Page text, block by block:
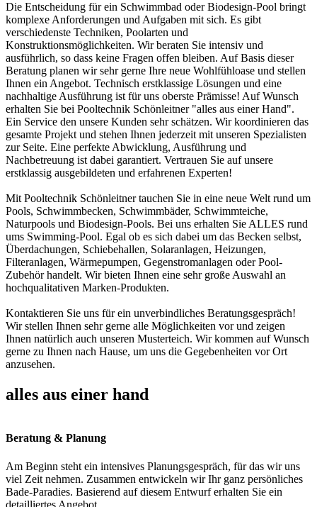
Die Entscheidung für ein Schwimmbad oder Biodesign-Pool bringt
komplexe Anforderungen und Aufgaben mit sich. Es gibt
verschiedenste Techniken, Poolarten und
Konstruktionsmöglichkeiten. Wir beraten Sie intensiv und
ausführlich, so dass keine Fragen offen bleiben. Auf Basis dieser
Beratung planen wir sehr gerne Ihre neue Wohlfühloase und stellen
Ihnen ein Angebot. Technisch erstklassige Lösungen und eine
nachhaltige Ausführung ist für uns oberste Prämisse! Auf Wunsch
erhalten Sie bei Pooltechnik Schönleitner "alles aus einer Hand".
Ein Service den unsere Kunden sehr schätzen. Wir koordinieren das
gesamte Projekt und stehen Ihnen jederzeit mit unseren Spezialisten
zur Seite. Eine perfekte Abwicklung, Ausführung und
Nachbetreuung ist dabei garantiert. Vertrauen Sie auf unsere
erstklassig ausgebildeten und erfahrenen Experten!
Mit Pooltechnik Schönleitner tauchen Sie in eine neue Welt rund um
Pools, Schwimmbecken, Schwimmbäder, Schwimmteiche,
Naturpools und Biodesign-Pools. Bei uns erhalten Sie ALLES rund
ums Swimming-Pool. Egal ob es sich dabei um das Becken selbst,
Überdachungen, Schiebehallen, Solaranlagen, Heizungen,
Filteranlagen, Wärmepumpen, Gegenstromanlagen oder Pool-
Zubehör handelt. Wir bieten Ihnen eine sehr große Auswahl an
hochqualitativen Marken-Produkten.
Kontaktieren Sie uns für ein unverbindliches Beratungsgespräch!
Wir stellen Ihnen sehr gerne alle Möglichkeiten vor und zeigen
Ihnen natürlich auch unseren Musterteich. Wir kommen auf Wunsch
gerne zu Ihnen nach Hause, um uns die Gegebenheiten vor Ort
anzusehen.
alles aus einer hand
Beratung & Planung
Am Beginn steht ein intensives Planungsgespräch, für das wir uns
viel Zeit nehmen. Zusammen entwickeln wir Ihr ganz persönliches
Bade-Paradies. Basierend auf diesem Entwurf erhalten Sie ein
detailliertes Angebot.